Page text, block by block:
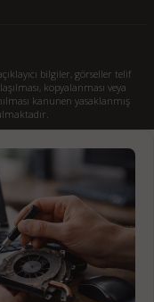
bilgiler, görseller telif
kopyalanması veya
kanunen yasaklanmış